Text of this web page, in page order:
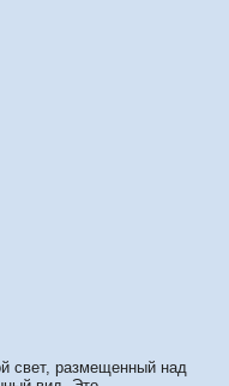
свет, размещенный над